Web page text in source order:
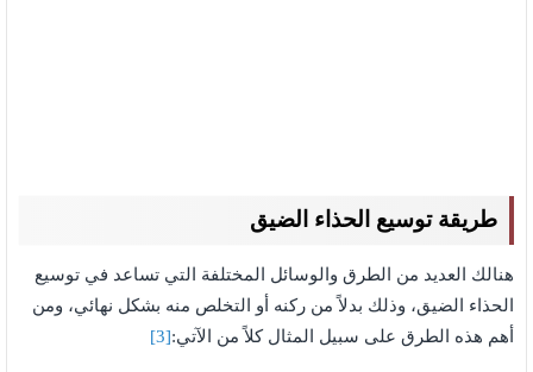
طريقة توسيع الحذاء الضيق
هنالك العديد من الطرق والوسائل المختلفة التي تساعد في توسيع
الحذاء الضيق، وذلك بدلاً من ركنه أو التخلص منه بشكل نهائي، ومن
أهم هذه الطرق على سبيل المثال كلاً من الآتي:[3]